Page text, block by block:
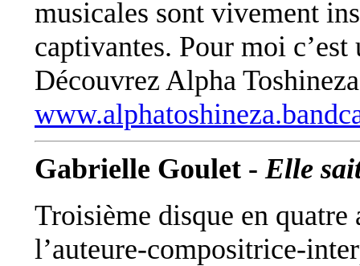
musicales sont vivement
captivantes. Pour moi
Découvrez Alpha
Gabrielle Goulet -Elle
Troisième disque en quatre
l’auteure-compositrice-